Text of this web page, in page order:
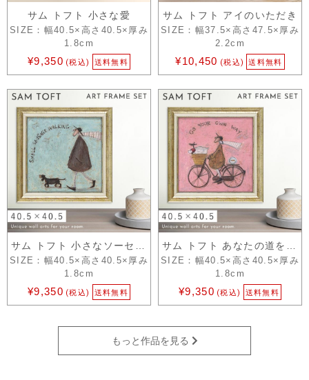
サム トフト 小さな愛
SIZE：幅40.5×高さ40.5×厚み
1.8cm
¥9,350 (税込) 送料無料
サム トフト アイのいただき
SIZE：幅37.5×高さ47.5×厚み
2.2cm
¥10,450 (税込) 送料無料
SIZE：幅40.5×高さ40.5×厚み
1.8cm
¥9,350 (税込) 送料無料
SIZE：幅40.5×高さ40.5×厚み
1.8cm
¥9,350 (税込) 送料無料
もっと作品を見る